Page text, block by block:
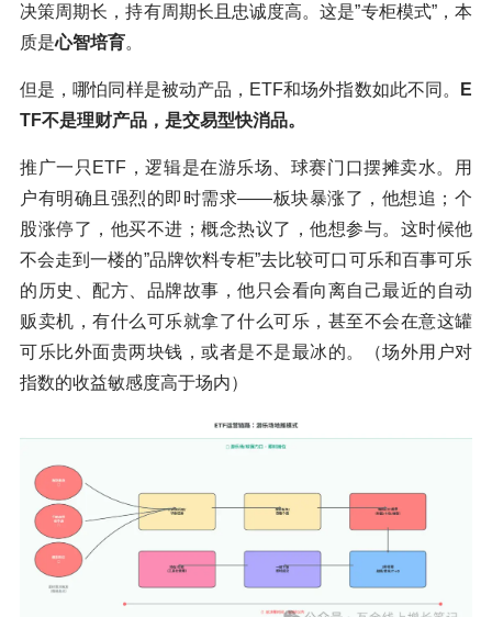
决策周期长，持有周期长且忠诚度高。这是”专柜模式”，本
质是心智培育。
但是，哪怕同样是被动产品，ETF和场外指数如此不同。
E
TF不是理财产品，是交易型快消品。
推广一只ETF，逻辑是在游乐场、球赛门口摆摊卖水。用
户有明确且强烈的即时需求——板块暴涨了，他想追；个
股涨停了，他买不进；概念热议了，他想参与。这时候他
不会走到一楼的”品牌饮料专柜”去比较可口可乐和百事可乐
的历史、配方、品牌故事，他只会看向离自己最近的自动
贩卖机，有什么可乐就拿了什么可乐，甚至不会在意这罐
可乐比外面贵两块钱，或者是不是最冰的。（场外用户对
指数的收益敏感度高于场内）